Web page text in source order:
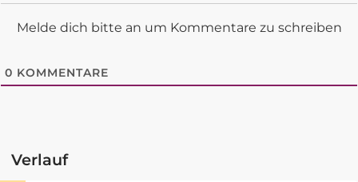
Melde dich bitte an um Kommentare zu schreiben
0 KOMMENTARE
Verlauf